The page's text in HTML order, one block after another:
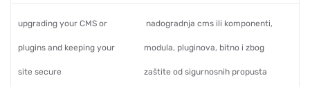
upgrading your CMS or
plugins and keeping your
site secure
nadogradnja cms ili komponenti,
modula, pluginova, bitno i zbog
zaštite od sigurnosnih propusta